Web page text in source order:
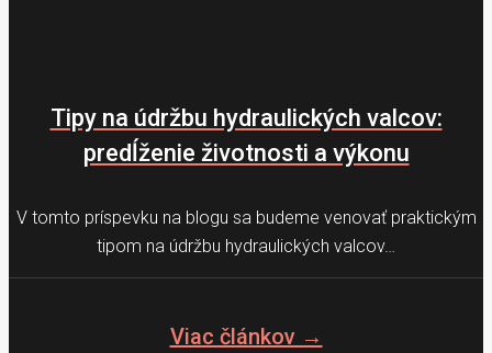
Tipy na údržbu hydraulických valcov:
predĺženie životnosti a výkonu
V tomto príspevku na blogu sa budeme venovať praktickým
tipom na údržbu hydraulických valcov…
Viac článkov →